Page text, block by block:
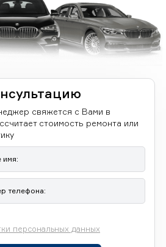
свяжется с Вами в
стоимость ремонта или
персональных данных